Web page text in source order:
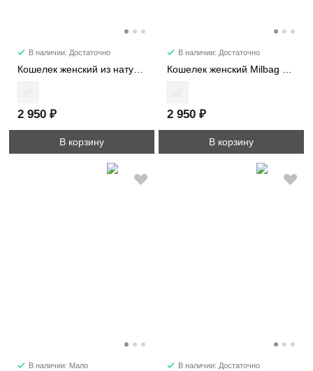
В наличии: Достаточно
2 950 ₽
В корзину
В наличии: Достаточно
2 950 ₽
В корзину
В наличии: Мало В наличии: Достаточно